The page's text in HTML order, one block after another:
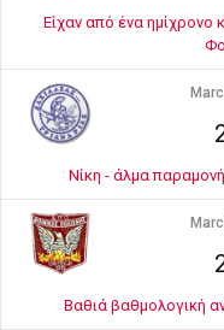
Είχαν από ένα ημίχρονο
Νίκη - άλμα
Βαθιά βαθμολογική